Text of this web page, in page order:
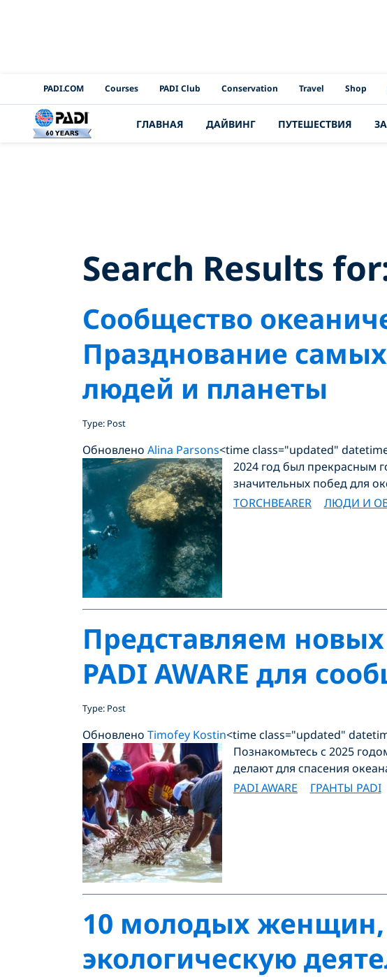
PADI Channels
PADI.COM Courses PADI Club Conservation Travel Shop
ГЛАВНАЯ ДАЙВИНГ ПУТЕШЕСТВИЯ
Search Results
Сообщество
Празднование
людей и планеты
Type: Post
Обновлено Alina Parsons<time class="updated"
2024 год был прекрасным
значительных побед для
TORCHBEARER
ЛЮДИ И
Представляем
PADI AWARE для
Type: Post
Обновлено Timofey Kostin<time class="updated"
Познакомьтесь с 2025
делают для спасения
PADI AWARE
ГРАНТЫ PADI
10 молодых женщин,
экологическую